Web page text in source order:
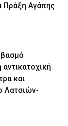
Πράξη Αγάπης
και
Λατσιών-